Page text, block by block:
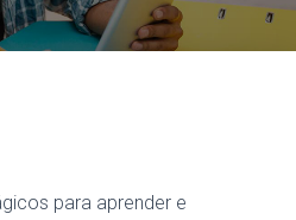
para aprender e